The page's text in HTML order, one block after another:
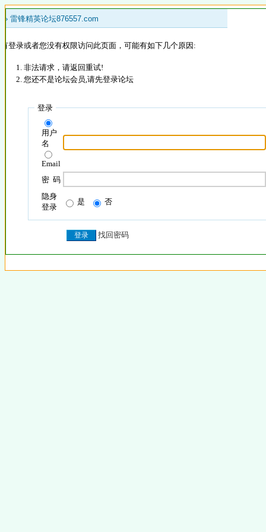
» 雷锋精英论坛876557.com
登录或者您没有权限访问此页面，可能有如下几个原因:
非法请求，请返回重试!
您还不是论坛会员,请先登录论坛
登录
用户
名
Email
密 码
隐身
登录
是 否
找回密码